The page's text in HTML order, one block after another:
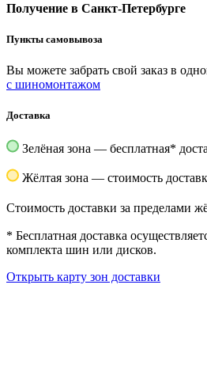
Получение в Санкт-Петербурге
Пункты самовывоза
Вы можете забрать свой заказ в
с шиномонтажом
Доставка
Зелёная зона — бесплатная*
Жёлтая зона — стоимость
Стоимость доставки за пределами
* Бесплатная доставка
комплекта шин или дисков.
Открыть карту зон доставки